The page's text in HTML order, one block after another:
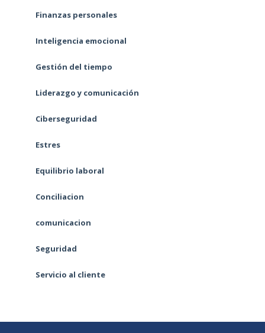
Finanzas personales
Inteligencia emocional
Gestión del tiempo
Liderazgo y comunicación
Ciberseguridad
Estres
Equilibrio laboral
Conciliacion
comunicacion
Seguridad
Servicio al cliente